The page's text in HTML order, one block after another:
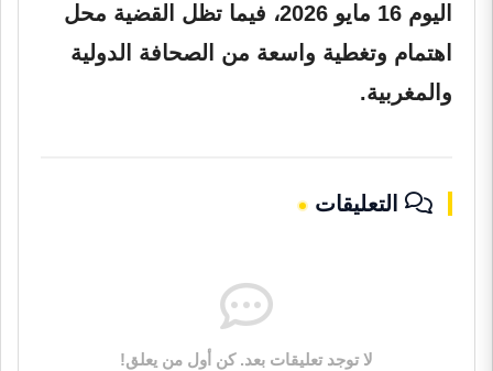
اليوم 16 مايو 2026، فيما تظل القضية محل
اهتمام وتغطية واسعة من الصحافة الدولية
والمغربية.
التعليقات
لا توجد تعليقات بعد. كن أول من يعلق!